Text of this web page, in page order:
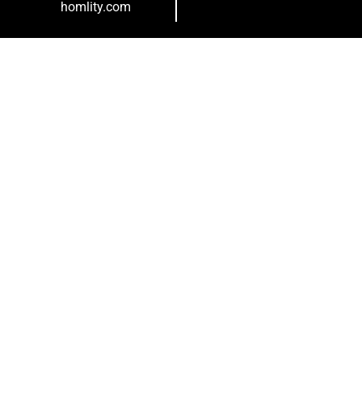
homlity.com